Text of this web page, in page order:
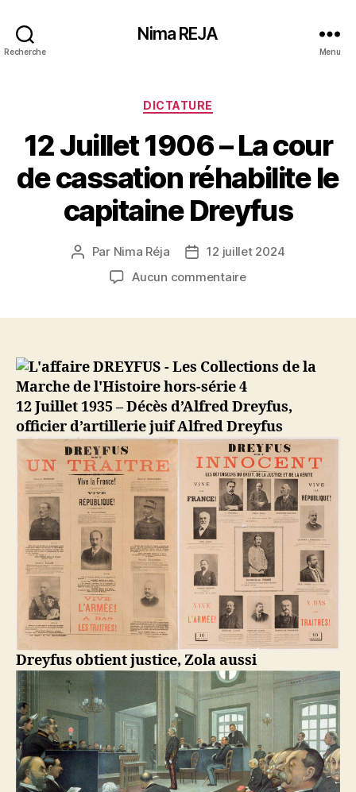
Recherche
Nima REJA
Menu
Catégories
DICTATURE
12 Juillet 1906 – La cour
de cassation réhabilite le
capitaine Dreyfus
Auteur
l’article
Par Nima Réja
Date12 juillet 2024
Aucun commentairesur
La
cour
cassation
réhabilite
le
capitaine
Dreyfus
12 Juillet 1935 – Décès d’Alfred Dreyfus,
officier d’artillerie juif Alfred Dreyfus
Dreyfus obtient justice, Zola aussi